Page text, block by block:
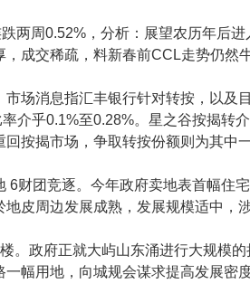
两周0.52%，分析：展望农历年后
成交稀疏，料新春前CCL走势仍然
市场消息指汇丰银行针对转按，以
介乎0.1%至0.28%。星之谷按揭转
按揭市场，争取转按份额则为其中一
6财团竞逐。今年政府卖地表首幅
皮周边发展成熟，发展规模适中，
。政府正就大屿山东涌进行大规模
幅用地，向城规会谋求提高发展密